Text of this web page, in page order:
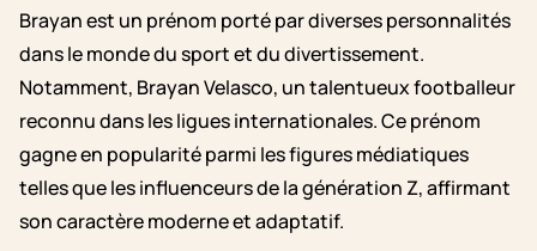
Brayan est un prénom porté par diverses personnalités
dans le monde du sport et du divertissement.
Notamment, Brayan Velasco, un talentueux footballeur
reconnu dans les ligues internationales. Ce prénom
gagne en popularité parmi les figures médiatiques
telles que les influenceurs de la génération Z, affirmant
son caractère moderne et adaptatif.